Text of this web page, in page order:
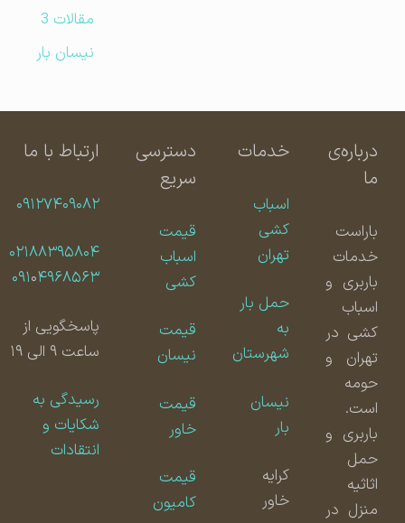
مقالات 3
نیسان بار
درباره‌ی
باراست
خدمات
باربری و
اسباب
کشی در
تهران و
حومه
است.
باربری و
حمل
اثاثیه
منزل در
خدمات
اسباب
کشی
تهران
حمل بار
شهرستان
نیسان
دسترسی
سریع
قیمت
اسباب
کشی
قیمت
نیسان
قیمت
قیمت
کامیون
ارتباط با ما
۰۹۱۲۷۴۰۹۰۸۲
۰۲۱۸۸۳۹۵۸۰۴
۰۹۱۰۴۹۶۸۵۶۳
پاسخگویی از
ساعت ۹ الی ۱۹
رسیدگی به
شکایات و
انتقادات